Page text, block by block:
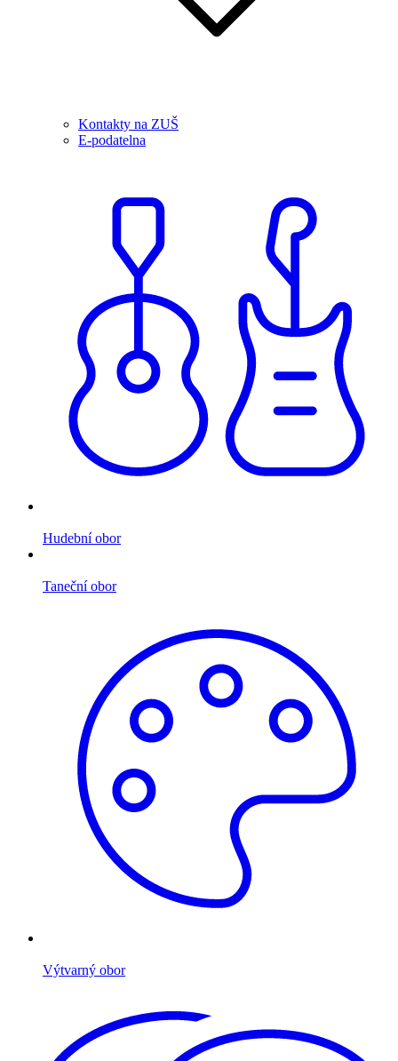
Kontakty na ZUŠ
E-podatelna
Hudební obor
Taneční obor
Výtvarný obor